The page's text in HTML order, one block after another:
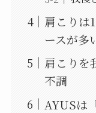
肩こりは
ースが多
肩こりを
不調
AYUSは